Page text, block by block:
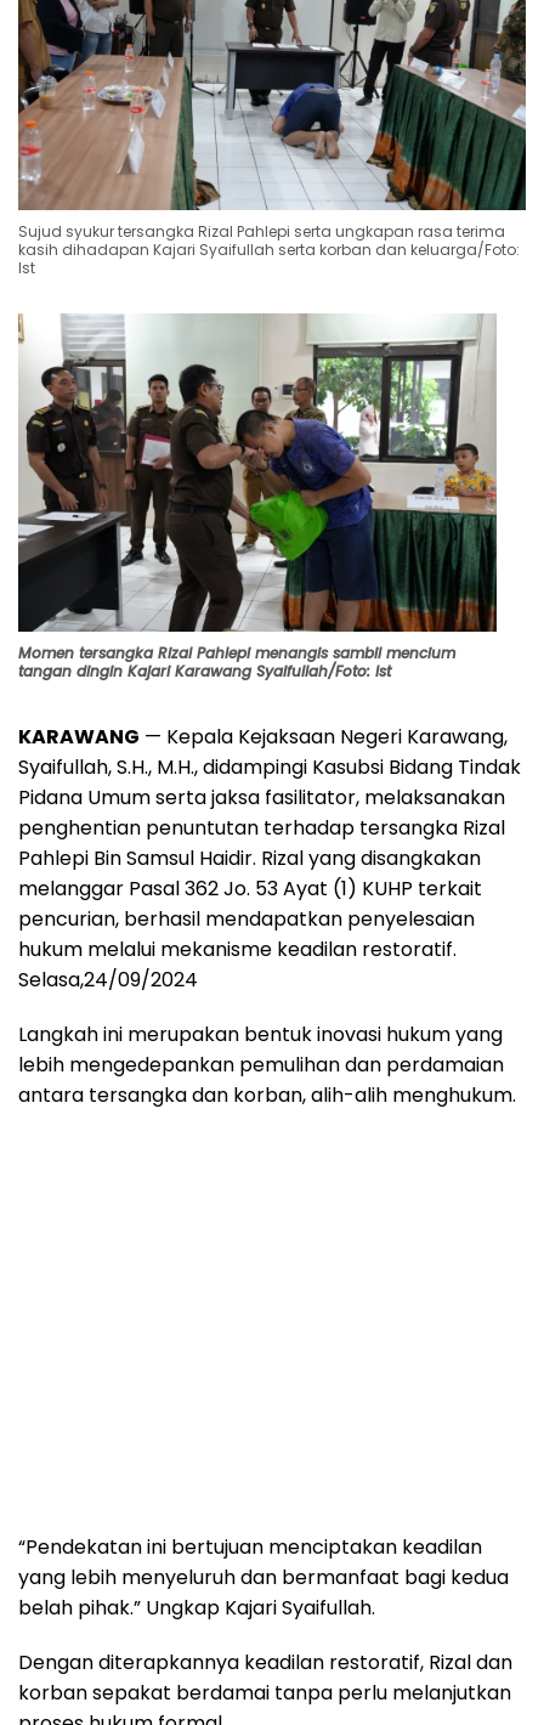
Sujud syukur tersangka Rizal Pahlepi serta ungkapan rasa terima
kasih dihadapan Kajari Syaifullah serta korban dan keluarga/Foto:
Ist
Momen tersangka Rizal Pahlepi menangis sambil mencium
tangan dingin Kajari Karawang Syaifullah/Foto: Ist
KARAWANG — Kepala Kejaksaan Negeri Karawang,
Syaifullah, S.H., M.H., didampingi Kasubsi Bidang Tindak
Pidana Umum serta jaksa fasilitator, melaksanakan
penghentian penuntutan terhadap tersangka Rizal
Pahlepi Bin Samsul Haidir. Rizal yang disangkakan
melanggar Pasal 362 Jo. 53 Ayat (1) KUHP terkait
pencurian, berhasil mendapatkan penyelesaian
hukum melalui mekanisme keadilan restoratif.
Selasa,24/09/2024
Langkah ini merupakan bentuk inovasi hukum yang
lebih mengedepankan pemulihan dan perdamaian
antara tersangka dan korban, alih-alih menghukum.
“Pendekatan ini bertujuan menciptakan keadilan
yang lebih menyeluruh dan bermanfaat bagi kedua
belah pihak.” Ungkap Kajari Syaifullah.
Dengan diterapkannya keadilan restoratif, Rizal dan
korban sepakat berdamai tanpa perlu melanjutkan